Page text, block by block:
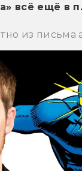
всё ещё в
из письма